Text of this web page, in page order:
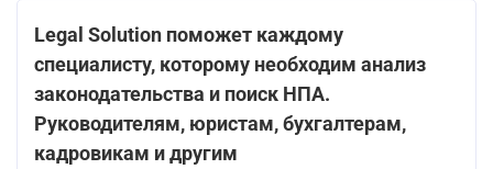
Legal Solution поможет каждому
специалисту, которому необходим анализ
законодательства и поиск НПА.
Руководителям, юристам, бухгалтерам,
кадровикам и другим